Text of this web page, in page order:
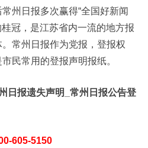
州日报多次赢得“全国好新闻
桂冠，是江苏省内一流的地方报
常州日报作为党报，登报权
民常用的登报声明报纸。
日报遗失声明_常州日报公告登
605-5150